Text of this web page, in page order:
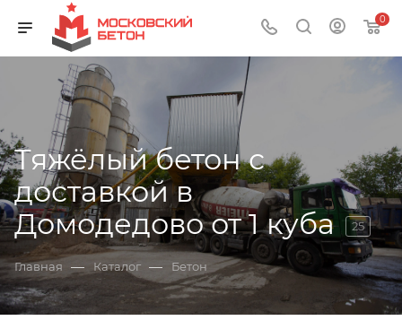
0
Тяжёлый бетон с
доставкой в
Домодедово от 1 куба
25
Главная — Каталог — Бетон